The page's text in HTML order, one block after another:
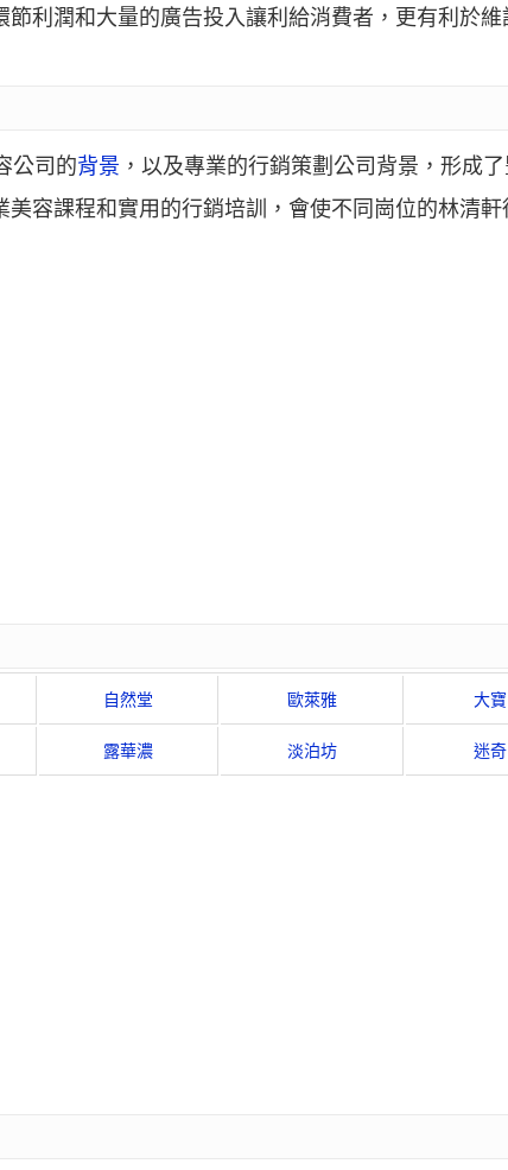
利潤和大量的廣告投入讓利給消費者，更有利於
公司的背景 ，以及專業的行銷策劃公司背景，形成
容課程和實用的行銷培訓，會使不同崗位的林清
自然堂 歐萊雅 大寶
露華濃 淡泊坊 迷奇